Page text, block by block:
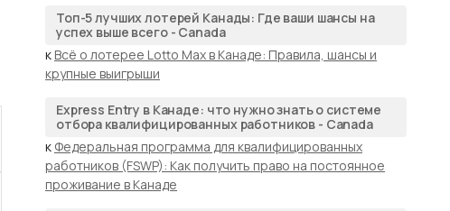
Топ-5 лучших лотерей Канады: Где ваши шансы на
успех выше всего - Canada
к Всё о лотерее Lotto Max в Канаде: Правила, шансы и
крупные выигрыши
Express Entry в Канаде: что нужно знать о системе
отбора квалифицированных работников - Canada
к Федеральная программа для квалифицированных
работников (FSWP): Как получить право на постоянное
проживание в Канаде